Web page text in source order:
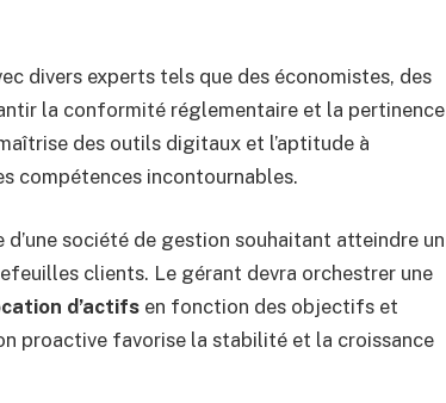
divers experts tels que des économistes, des
la conformité réglementaire et la pertinence
des outils digitaux et l’aptitude à
compétences incontournables.
société de gestion souhaitant atteindre un
clients. Le gérant devra orchestrer une
d’actifs en fonction des objectifs et
proactive favorise la stabilité et la croissance